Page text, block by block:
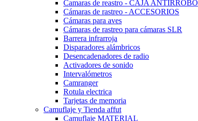
Camaras de reastro - CAJA ANTIRROBO
Cámaras de rastreo - ACCESORIOS
Cámaras para aves
Cámaras de rastreo para cámaras SLR
Barrera infrarroja
Disparadores alámbricos
Desencadenadores de radio
Activadores de sonido
Intervalómetros
Camranger
Rotula electrica
Tarjetas de memoria
Camuflaje y Tienda affut
Camuflaje MATERIAL